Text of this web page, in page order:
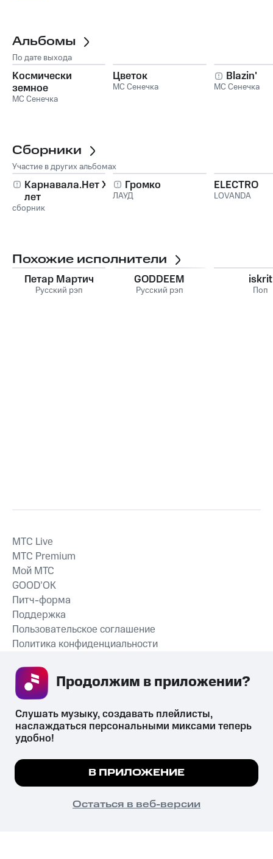
Альбомы
По дате выхода
Космически
земное
приключение
МС Сенечка
Цветок
МС Сенечка
Blazin'
МС Сенечка
Сборники
Участие в других альбомах
Карнавала.Нет XX
лет
сборник
Громко
ЛАУД
ELECTRO
LOVANDA
Похожие исполнители
Петар Мартич
Русский рэп
GODDEEM
Русский рэп
iskrit
Поп
СКАЧАТЬ ПРИЛОЖЕНИЕ
MTС Live
MTС Premium
Мой МТС
GOOD’OK
Питч-форма
Поддержка
Пользовательское соглашение
Политика конфиденциальности
психотропных веществ, их аналогов причиняет вред здоровью,
их незаконный оборот запрещён и влечёт установленную
законодательством ответственность.
© 2026 ООО «КИОН».
Все права защищены
Мы используем куки, чтобы на сайте все
Подробнее
ПОНЯТНО
Слушать музыку, создавать плейлисты,
наслаждаться персональными миксами теперь
удобно!
В ПРИЛОЖЕНИЕ
Остаться в веб-версии